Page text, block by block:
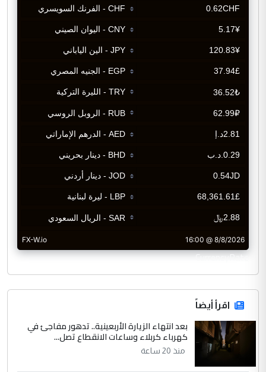
CurrencyRate
اقرأ أيضاً
بعد انتهاء الزيارة الأربعينية.. تدهور مفاجئ في
كهرباء كربلاء وساعات الانقطاع تصل...
منذ 20 ساعة